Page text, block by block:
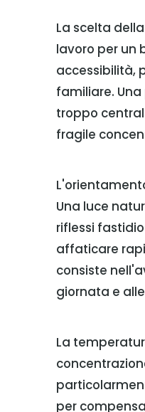
La scelta
lavoro per un
accessibilità,
familiare.
troppo
fragile
Una luce
riflessi
affaticare
consiste
giornata e
La
per